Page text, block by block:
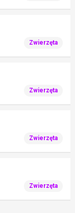
Zwierzęta
Zwierzęta
Zwierzęta
Zwierzęta